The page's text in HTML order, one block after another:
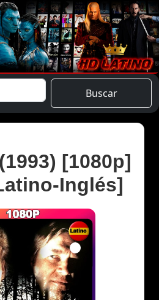
Buscar
[1080p]
Inglés]